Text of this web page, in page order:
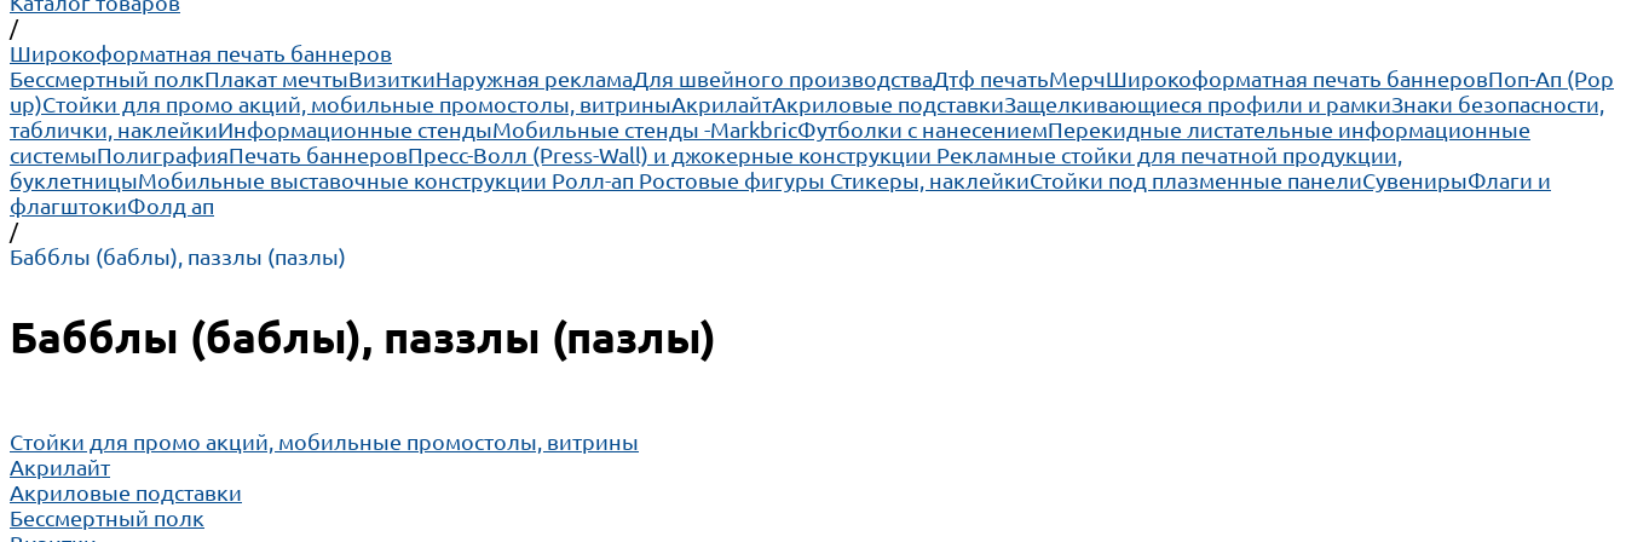
/
Широкоформатная печать баннеров
Бессмертный полкПлакат мечтыВизиткиНаружная рекламаДля швейного производстваДтф печатьМерчШирокоформатная печать баннеровПоп-Ап (Pop
up)Cтойки для промо акций, мобильные промостолы, витриныАкрилайтАкриловые подставкиЗащелкивающиеся профили и рамкиЗнаки безопасности,
таблички, наклейкиИнформационные стендыМобильные стенды -MarkbricФутболки с нанесениемПерекидные листательные информационные
системыПолиграфияПечать баннеровПресс-Волл (Press-Wall) и джокерные конструкции Рекламные стойки для печатной продукции,
буклетницыМобильные выставочные конструкции Ролл-ап Ростовые фигуры Стикеры, наклейкиСтойки под плазменные панелиСувенирыФлаги и
флагштокиФолд ап
/
Бабблы (баблы), паззлы (пазлы)
Бабблы (баблы), паззлы (пазлы)
Cтойки для промо акций, мобильные промостолы, витрины
Акрилайт
Акриловые подставки
Бессмертный полк